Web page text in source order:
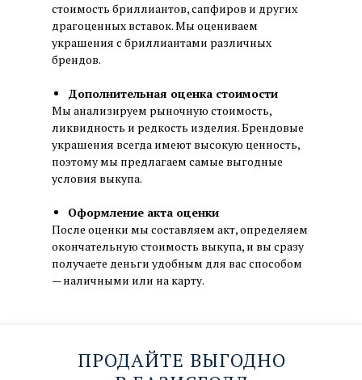
стоимость бриллиантов, сапфиров и других
драгоценных вставок. Мы оцениваем
украшения с бриллиантами различных
брендов.
Дополнительная оценка стоимости
Мы анализируем рыночную стоимость,
ликвидность и редкость изделия. Брендовые
украшения всегда имеют высокую ценность,
поэтому мы предлагаем самые выгодные
условия выкупа.
Оформление акта оценки
После оценки мы составляем акт, определяем
окончательную стоимость выкупа, и вы сразу
получаете деньги удобным для вас способом
— наличными или на карту.
ПРОДАЙТЕ ВЫГОДНО